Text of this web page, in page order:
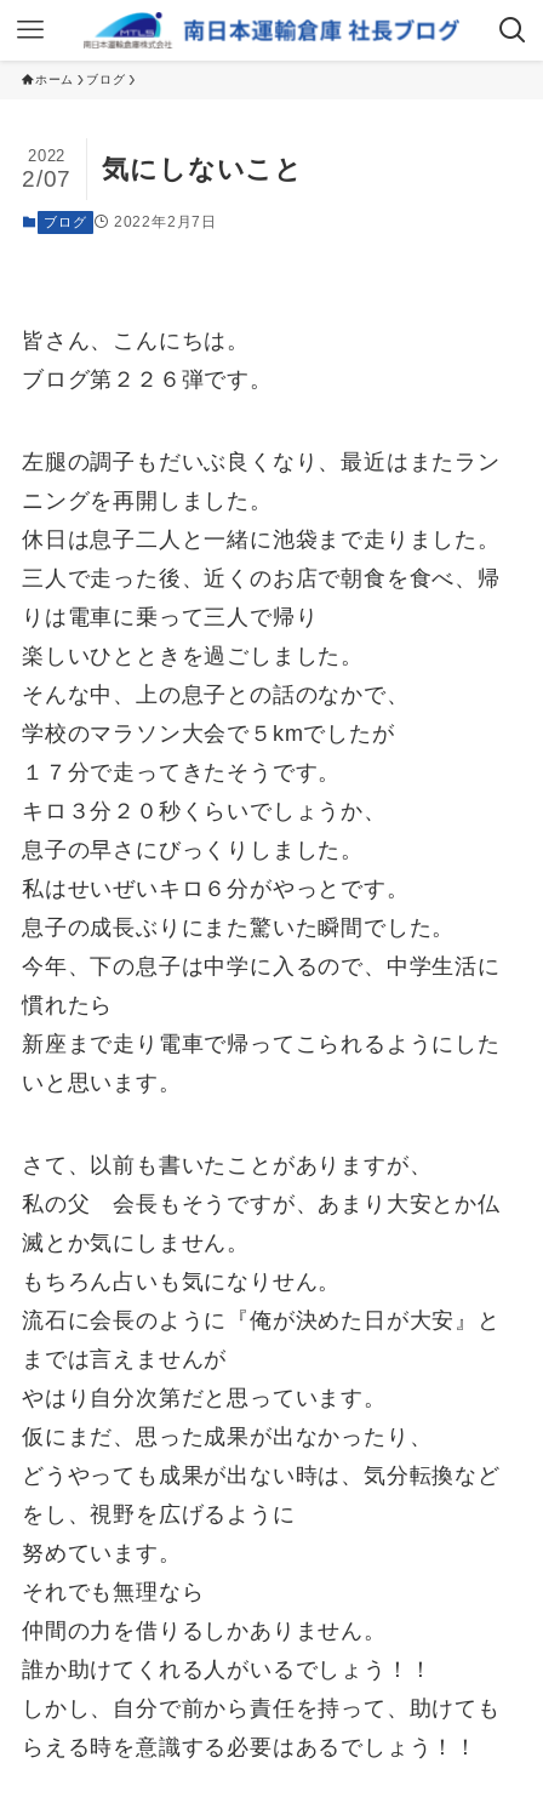
ホーム ブログ
気にしないこと
2022
2/07
ブログ 2022年2月7日
皆さん、こんにちは。
ブログ第２２６弾です。
左腿の調子もだいぶ良くなり、最近はまたラン
ニングを再開しました。
休日は息子二人と一緒に池袋まで走りました。
三人で走った後、近くのお店で朝食を食べ、帰
りは電車に乗って三人で帰り
楽しいひとときを過ごしました。
そんな中、上の息子との話のなかで、
学校のマラソン大会で５kmでしたが
１７分で走ってきたそうです。
キロ３分２０秒くらいでしょうか、
息子の早さにびっくりしました。
私はせいぜいキロ６分がやっとです。
息子の成長ぶりにまた驚いた瞬間でした。
今年、下の息子は中学に入るので、中学生活に
慣れたら
新座まで走り電車で帰ってこられるようにした
いと思います。
さて、以前も書いたことがありますが、
私の父 会長もそうですが、あまり大安とか仏
滅とか気にしません。
もちろん占いも気になりせん。
流石に会長のように『俺が決めた日が大安』と
までは言えませんが
やはり自分次第だと思っています。
仮にまだ、思った成果が出なかったり、
どうやっても成果が出ない時は、気分転換など
をし、視野を広げるように
努めています。
それでも無理なら
仲間の力を借りるしかありません。
誰か助けてくれる人がいるでしょう！！
しかし、自分で前から責任を持って、助けても
らえる時を意識する必要はあるでしょう！！